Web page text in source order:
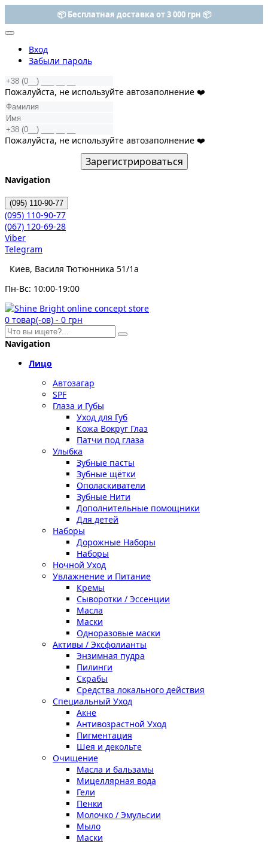
-25% на все наборы ELEMIS
Вход
Забыли пароль
Пожалуйста, не используйте автозаполнение ❤️
Пожалуйста, не используйте автозаполнение ❤️
Зарегистрироваться
Navigation
(095) 110-90-77
(095) 110-90-77
(067) 120-69-28
Viber
Telegram
Киев, Василя Тютюнника 51/1а
Пн-Вс: 10:00-19:00
0 товар(-ов) - 0 грн
Navigation
Лицо
Автозагар
SPF
Глаза и Губы
Уход для Губ
Кожа Вокруг Глаз
Патчи под глаза
Улыбка
Зубные пасты
Зубные щётки
Ополаскиватели
Зубные Нити
Дополнительные помощники
Для детей
Наборы
Дорожные Наборы
Наборы
Ночной Уход
Увлажнение и Питание
Кремы
Сыворотки / Эссенции
Масла
Маски
Одноразовые маски
Активы / Эксфолианты
Энзимная пудра
Пилинги
Скрабы
Средства локального действия
Специальный Уход
Акне
Антивозрастной Уход
Пигментация
Шея и декольте
Очищение
Масла и бальзамы
Мицеллярная вода
Гели
Пенки
Молочко / Эмульсии
Мыло
Маски